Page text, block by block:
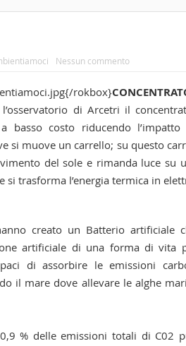
Nessun commento
rokbox}
di Arcetri il
basso costo riducendo
si muove un carrello; su questo
del sole e rimanda luce su
trasforma l’energia termica in
creato un Batterio artificiale
artificiale di una forma di vita
di assorbire le emissioni
il mare dove allevare le alghe
% delle emissioni totali di C02